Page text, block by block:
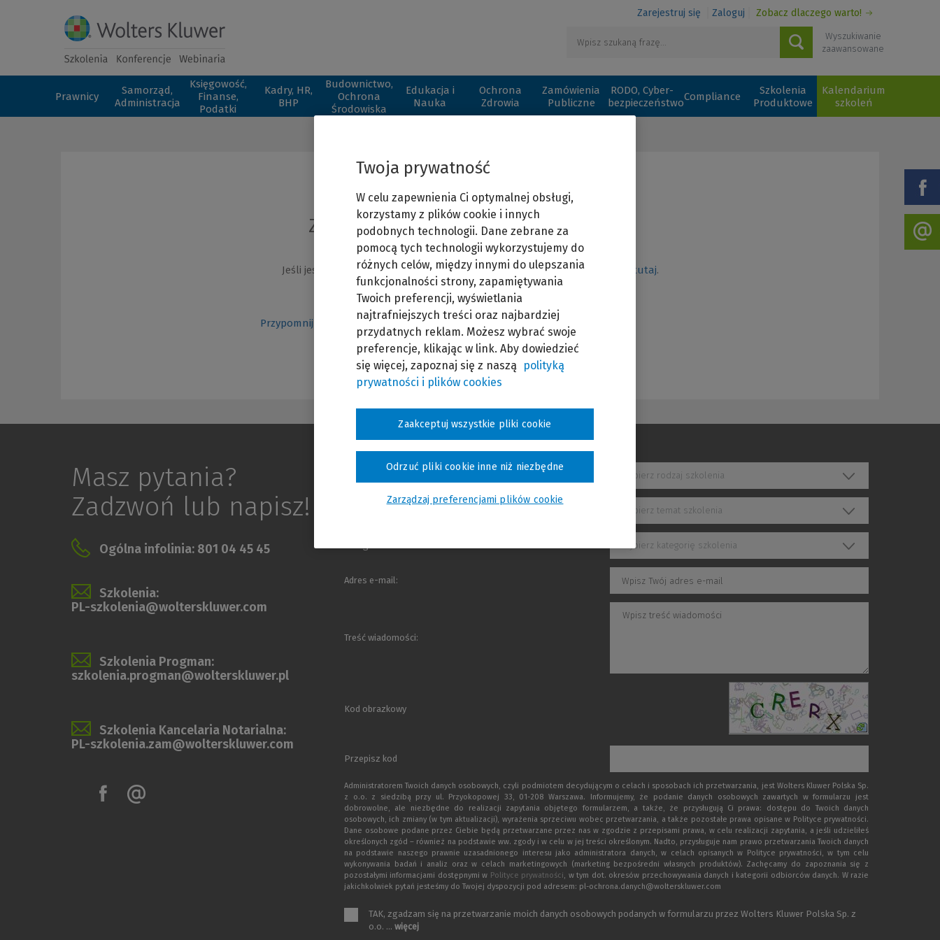
Zarejestruj się Zaloguj Zobacz dlaczego warto!
Wyszukiwanie
zaawansowane
Prawnicy
Samorząd,
Administracja
Księgowość,
Finanse,
Podatki
Kadry, HR,
BHP
Budownictwo,
Ochrona
Środowiska
Edukacja i
Nauka
Ochrona
Zdrowia
Zamówienia
Publiczne
RODO, Cyber-
bezpieczeństwoCompliance
Szkolenia
Produktowe
Kalendarium
szkoleń
Strona dostępna tylko dla
zalogowanych użytkowników.
Jeśli jeszcze nie masz swojego konta w serwisie, możesz zarejestrować się tutaj.
Przypomnij hasło
Masz pytania?
Zadzwoń lub napisz!
Ogólna infolinia: 801 04 45 45
Szkolenia:
PL-szkolenia@wolterskluwer.com
Szkolenia Progman:
szkolenia.progman@wolterskluwer.pl
Szkolenia Kancelaria Notarialna:
PL-szkolenia.zam@wolterskluwer.com
Wybierz rodzaj szkolenia
Wybierz temat szkolenia
Wybierz kategorię szkolenia
Adres e-mail:
Treść wiadomości:
Kod obrazkowy
Przepisz kod
Administratorem Twoich danych osobowych, czyli podmiotem decydującym o celach i sposobach ich przetwarzania, jest Wolters Kluwer Polska Sp.
z o.o. z siedzibą przy ul. Przyokopowej 33, 01-208 Warszawa. Informujemy, że podanie danych osobowych zawartych w formularzu jest
dobrowolne, ale niezbędne do realizacji zapytania objętego formularzem, a także, że przysługują Ci prawa: dostępu do Twoich danych
osobowych, ich zmiany (w tym aktualizacji), wyrażenia sprzeciwu wobec przetwarzania, a także pozostałe prawa opisane w Polityce prywatności.
Dane osobowe podane przez Ciebie będą przetwarzane przez nas w zgodzie z przepisami prawa, w celu realizacji zapytania, a jeśli udzieliłeś
określonych zgód – również na podstawie ww. zgody i w celu w jej treści określonym. Nadto, przysługuje nam prawo przetwarzania Twoich danych
na podstawie naszego prawnie uzasadnionego interesu jako administratora danych, w celach opisanych w Polityce prywatności, w tym celu
wykonywania badań i analiz oraz w celach marketingowych (marketing bezpośredni własnych produktów). Zachęcamy do zapoznania się z
pozostałymi informacjami dostępnymi w Polityce prywatności, w tym dot. okresów przechowywania danych i kategorii odbiorców danych. W razie
jakichkolwiek pytań jesteśmy do Twojej dyspozycji pod adresem: pl-ochrona.danych@wolterskluwer.com
TAK, zgadzam się na przetwarzanie moich danych osobowych podanych w formularzu przez Wolters Kluwer Polska Sp. z
o.o. ... więcej
Twoja prywatność
W celu zapewnienia Ci optymalnej obsługi,
korzystamy z plików cookie i innych
podobnych technologii. Dane zebrane za
pomocą tych technologii wykorzystujemy do
różnych celów, między innymi do ulepszania
funkcjonalności strony, zapamiętywania
Twoich preferencji, wyświetlania
najtrafniejszych treści oraz najbardziej
przydatnych reklam. Możesz wybrać swoje
preferencje, klikając w link. Aby dowiedzieć
się więcej, zapoznaj się z naszą
polityką
prywatności i plików cookies
Zarządzaj preferencjami plików cookie
Odrzuć pliki cookie inne niż niezbędne
Zaakceptuj wszystkie pliki cookie